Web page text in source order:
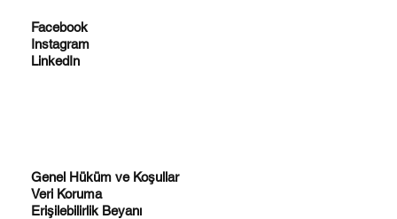
Facebook
Instagram
LinkedIn
Genel Hüküm ve Koşullar
Veri Koruma
Erişilebilirlik Beyanı